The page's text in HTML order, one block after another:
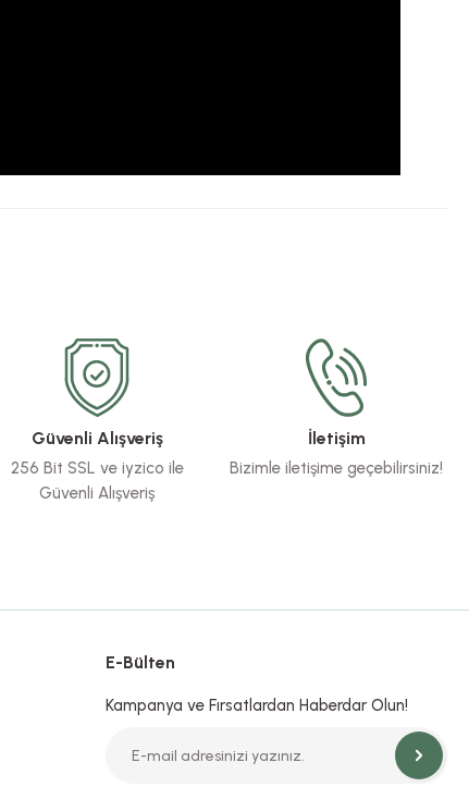
Güvenli Alışveriş
256 Bit SSL ve iyzico ile
Güvenli Alışveriş
İletişim
Bizimle iletişime geçebilirsiniz!
E-Bülten
Kampanya ve Fırsatlardan Haberdar Olun!